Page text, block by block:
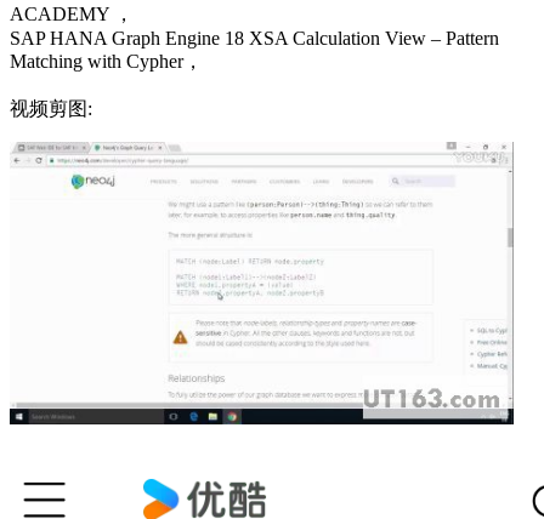
ACADEMY ，
SAP HANA Graph Engine 18 XSA Calculation View – Pattern
Matching with Cypher，
视频剪图: